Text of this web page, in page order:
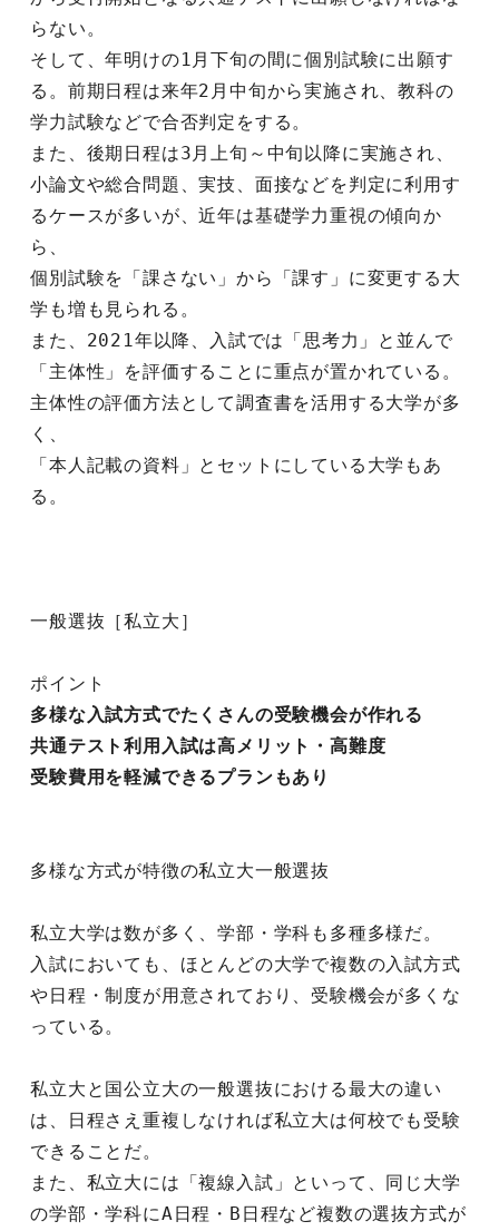
らない。
そして、年明けの1月下旬の間に個別試験に出願す
る。前期日程は来年2月中旬から実施され、教科の
学力試験などで合否判定をする。
また、後期日程は3月上旬～中旬以降に実施され、
小論文や総合問題、実技、面接などを判定に利用す
るケースが多いが、近年は基礎学力重視の傾向か
ら、
個別試験を「課さない」から「課す」に変更する大
学も増も見られる。
また、2021年以降、入試では「思考力」と並んで
「主体性」を評価することに重点が置かれている。
主体性の評価方法として調査書を活用する大学が多
く、
「本人記載の資料」とセットにしている大学もあ
る。
一般選抜［私立大］
ポイント
多様な入試方式でたくさんの受験機会が作れる
共通テスト利用入試は高メリット・高難度
受験費用を軽減できるプランもあり
多様な方式が特徴の私立大一般選抜
私立大学は数が多く、学部・学科も多種多様だ。
入試においても、ほとんどの大学で複数の入試方式
や日程・制度が用意されており、受験機会が多くな
っている。
私立大と国公立大の一般選抜における最大の違い
は、日程さえ重複しなければ私立大は何校でも受験
できることだ。
また、私立大には「複線入試」といって、同じ大学
の学部・学科にA日程・B日程など複数の選抜方式が